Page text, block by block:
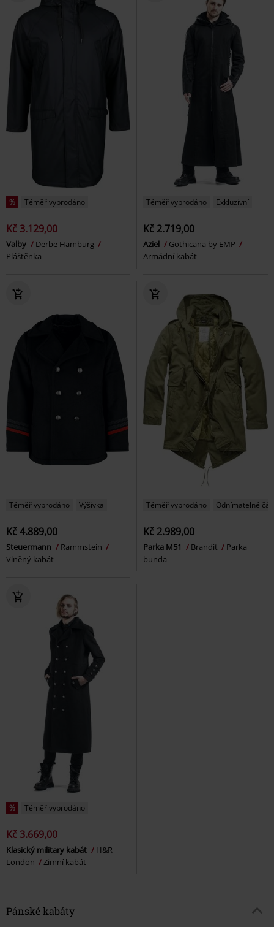
% Téměř vyprodáno
Kč 3.129,00
Valby
Derbe Hamburg
Pláštěnka
Téměř vyprodáno Exkluzivní
Kč 2.719,00
Aziel
Gothicana by EMP
Armádní kabát
Téměř vyprodáno Výšivka
Kč 4.889,00
Steuermann
Rammstein
Vlněný kabát
Téměř vyprodáno Odnímatelné
Kč 2.989,00
Parka M51 Brandit
Parka
bunda
% Téměř vyprodáno
Kč 3.669,00
Klasický military kabát
H&R
London
Zimní kabát
Pánské kabáty